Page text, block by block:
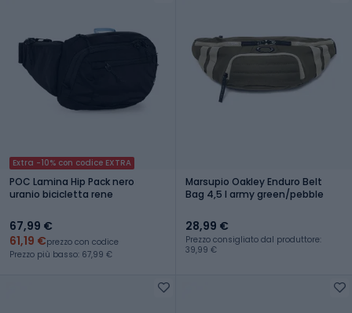
Extra -10% con codice EXTRA
POC Lamina Hip Pack nero
uranio bicicletta rene
67,99 €
61,19 €prezzo con codice
Prezzo più basso: 67,99 €
Marsupio Oakley Enduro Belt
Bag 4,5 l army green/pebble
28,99 €
Prezzo consigliato dal produttore:
39,99 €